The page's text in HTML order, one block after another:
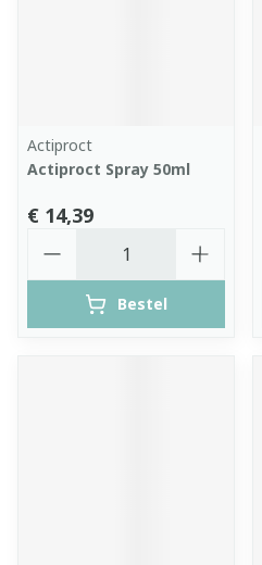
Actiproct
Actiproct Spray 50ml
€ 14,39
Bestel